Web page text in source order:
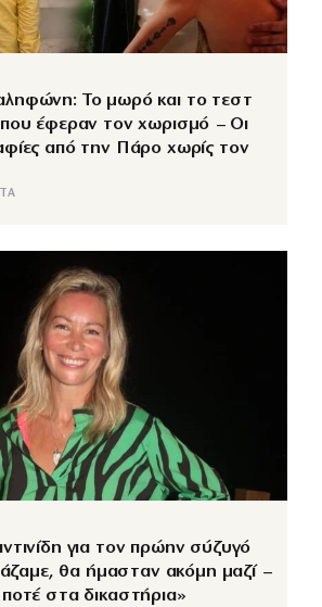
Το μωρό και το τεστ
έφεραν τον χωρισμό – Οι
από την Πάρο χωρίς τον
για τον πρώην σύζυγό
θα ήμασταν ακόμη μαζί –
στα δικαστήρια»